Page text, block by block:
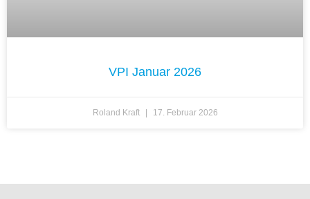
VPI Januar 2026
Roland Kraft 17. Februar 2026